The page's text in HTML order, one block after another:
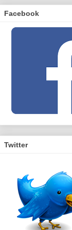
Facebook
Twitter